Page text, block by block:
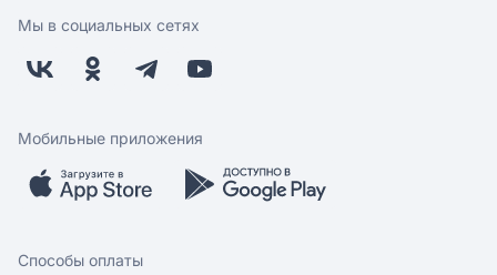
Поставщикам
Заводчикам
Обратная связь
Оплата
Бонусная программа
Скидки и акции
Мобильное приложение
Мы в социальных сетях
Мобильные приложения
Способы оплаты